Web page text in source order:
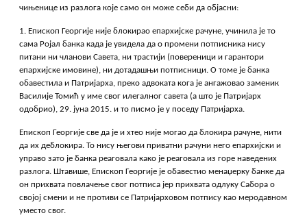
чињенице из разлога које само он може себи да објасни:
1. Епископ Георгије није блокирао епархијске рачуне, учинила је то
сама Ројал банка када је увидела да о промени потписника нису
питани ни чланови Савета, ни трастији (повереници и гарантори
епархијске имовине), ни дотадашњи потписници. О томе је банка
обавестила и Патријарха, преко адвоката кога је ангажовао заменик
Василије Томић у име свог илегалног савета (а што је Патријарх
одобрио), 29. јуна 2015. и то писмо је у поседу Патријарха.
Епископ Георгије све да је и хтео није могао да блокира рачуне, нити
да их деблокира. То нису његови приватни рачуни него епархијски и
управо зато је банка реаговала како је реаговала из горе наведених
разлога. Штавише, Епископ Георгије је обавестио менаџерку банке да
он прихвата повлачење свог потписа јер прихвата одлуку Сабора о
својој смени и не противи се Патријарховом потпису као меродавном
уместо свог.